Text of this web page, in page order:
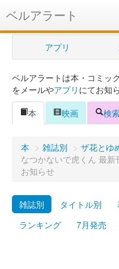
ベルアラート
ベルアラートとは
ヘルプ
新規登録
ログイン
購入管理
プレミアム
アプリ
ベルアラートは本・コミッ
をメールやアプリ にてお知
本
映画 検
本 > 雑誌別 > ザ花とゆ
なつかないで虎くん 最
お知らせ
雑誌別 タイトル別
ランキング
7月発売